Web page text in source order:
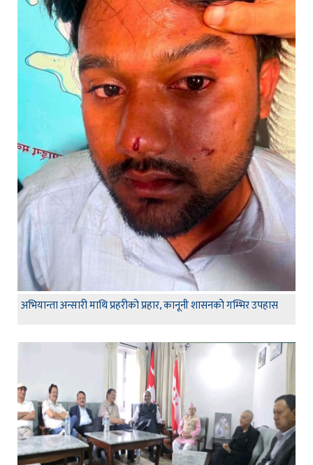
अभियान्ता अन्सारी माथि प्रहरीको प्रहार, कानूनी शासनको गम्भिर उपहास